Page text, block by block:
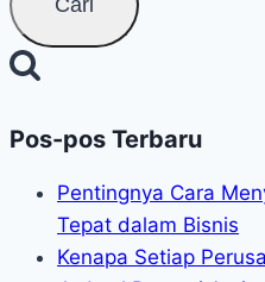
Pos-pos Terbaru
Pentingnya Cara
Tepat dalam Bisnis
Kenapa Setiap